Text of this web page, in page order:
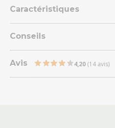
Caractéristiques
Conseils
Avis 4,20 (14 avis)